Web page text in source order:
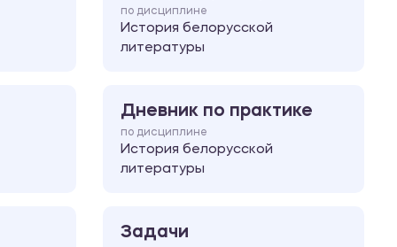
по дисциплине
История белорусской
литературы
Дневник по практике
по дисциплине
История белорусской
литературы
Задачи